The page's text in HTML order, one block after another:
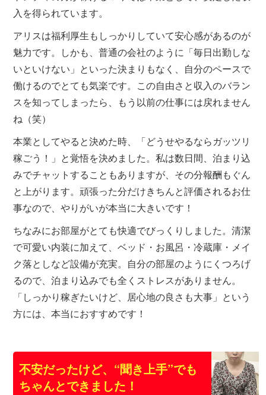
入を得られています。
アリスは福利厚生もしっかりしていて安心感があるのが
魅力です。しかも、普通の会社のように「毎日出勤しな
いといけない」といった決まりもなく、自分のペースで
働けるのでとても気楽です。この自由さと収入のバラン
スを知ってしまったら、もう以前の仕事には戻れません
ね（笑）
本業としてやると決めた時、「どうせやるならガッツリ
稼ごう！」と覚悟を決めました。私は数日間、泊まり込
みでチャットすることもありますが、その分報酬もぐん
と上がります。頑張った分だけきちんと評価されるお仕
事なので、やりがいが本当に大きいです！
ちなみにお部屋がとても快適でびっくりしました。清潔
で可愛い内装に加えて、ベッド・お風呂・冷蔵庫・メイ
ク落としなど設備が充実。自分の部屋のようにくつろげ
るので、泊まり込みでも全くストレスがありません。
「しっかり稼ぎたいけど、居心地の良さも大事」という
方には、本当におすすめです！
不安だったけど、“聞き上手”でも
ちゃんとできました！